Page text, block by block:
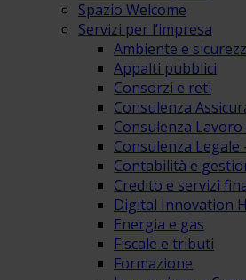
Spazio Welcome
Servizi per l’impresa
Ambiente e
Appalti pubblici
Consorzi e reti
Consulenza
Consulenza Lavoro
Consulenza Legale
Contabilità e
Credito e servizi
Digital Innovation
Energia e gas
Fiscale e tributi
Formazione